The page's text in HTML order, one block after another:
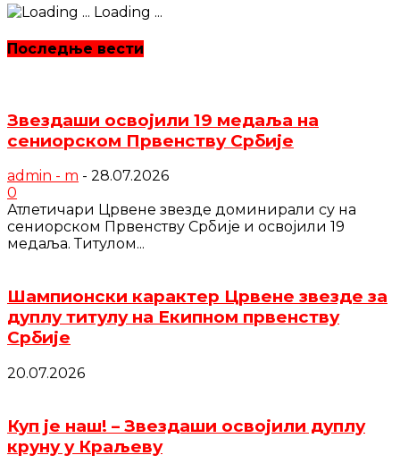
Loading ...
Последње вести
Звездаши освојили 19 медаља на
сениорском Првенству Србије
admin - m - 28.07.2026
0
Атлетичари Црвене звезде доминирали су на
сениорском Првенству Србије и освојили 19
медаља. Титулом...
Шампионски карактер Црвене звезде за
дуплу титулу на Екипном првенству
Србије
20.07.2026
Куп је наш! – Звездаши освојили дуплу
круну у Краљеву